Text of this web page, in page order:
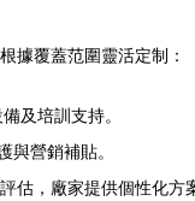
據覆蓋范圍靈活定制：
及培訓支持。
與營銷補貼。
估，廠家提供個性化方